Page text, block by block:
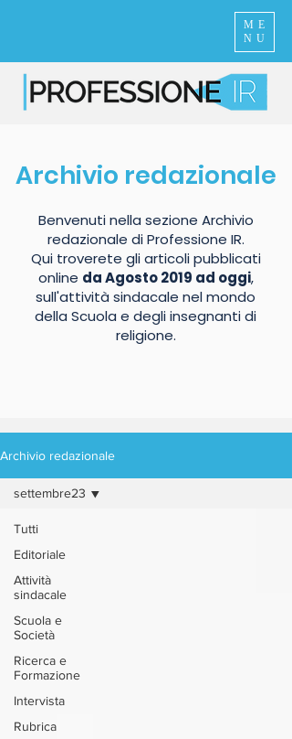
ME
NU
Archivio redazionale
Benvenuti nella sezione Archivio
redazionale di Professione IR.
Qui troverete gli articoli pubblicati
online da Agosto 2019 ad oggi,
sull'attività sindacale nel mondo
della Scuola e degli insegnanti di
religione.
Archivio redazionale
Tutti
Editoriale
Attività
sindacale
Scuola e
Società
Ricerca e
Formazione
Intervista
Rubrica
settembre23